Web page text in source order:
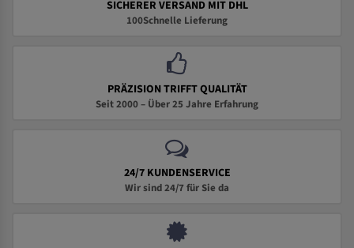
SICHERER VERSAND MIT DHL
100Schnelle Lieferung
PRÄZISION TRIFFT QUALITÄT
Seit 2000 – Über 25 Jahre Erfahrung
24/7 KUNDENSERVICE
Wir sind 24/7 für Sie da